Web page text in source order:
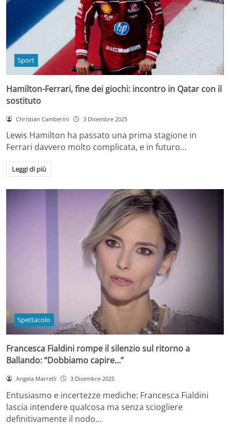
Sport
Hamilton-Ferrari, fine dei giochi: incontro in Qatar con il
sostituto
Christian Camberini 3 Dicembre 2025
Lewis Hamilton ha passato una prima stagione in
Ferrari davvero molto complicata, e in futuro…
Leggi di più
Spettacolo
Francesca Fialdini rompe il silenzio sul ritorno a
Ballando: “Dobbiamo capire…”
Angela Marrelli 3 Dicembre 2025
Entusiasmo e incertezze mediche: Francesca Fialdini
lascia intendere qualcosa ma senza sciogliere
definitivamente il nodo…